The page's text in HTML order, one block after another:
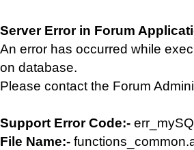
Server Error in Forum
An error has occurred while
on database.
Please contact the Forum
Support Error Code:-
File Name:-